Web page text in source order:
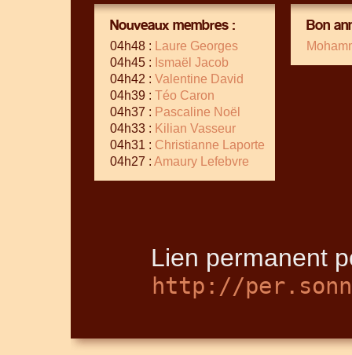
Nouveaux membres :
04h48 :
Laure Georges
04h45 : Ismaël Jacob
04h42 : Valentine David
04h39 : Téo Caron
04h37 : Pascaline Noël
04h33 : Kilian Vasseur
04h31 : Christianne Laporte
04h27 : Amaury Lefebvre
Bon
Lien permanent
http://